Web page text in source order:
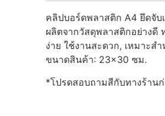
คลิปบอร์ดพลาสติก A4 ยึดจับ
ผลิตจากวัสดุพลาสติกอย่างดี
ง่าย ใช้งานสะดวก, เหมาะส
ขนาดสินค้า: 23×30 ซม.
*โปรดสอบถามสีกับทางร้าน